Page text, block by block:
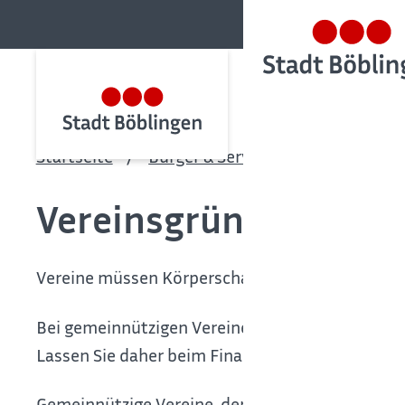
Startseite Bürger & Service
Vereinsgründung -
Vereine müssen Körperschaftsteuer zahlen.
Bei gemeinnützigen Vereinen gilt dies nur für
Lassen Sie daher beim Finanzamt prüfen, ob